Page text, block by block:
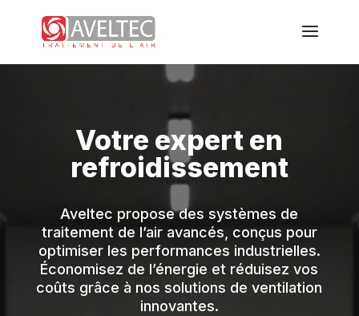
Votre expert en
refroidissement
Aveltec propose des systèmes de
traitement de l’air avancés, conçus pour
optimiser les performances industrielles.
Économisez de l’énergie et réduisez vos
coûts grâce à nos solutions de ventilation
innovantes.